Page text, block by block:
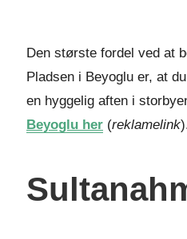
Den største fordel ved at
Pladsen i Beyoglu er, at
en hyggelig aften i
Beyoglu her (reklamelink